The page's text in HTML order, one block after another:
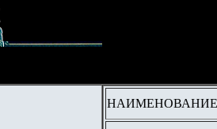
НАИМЕНОВАНИЕ